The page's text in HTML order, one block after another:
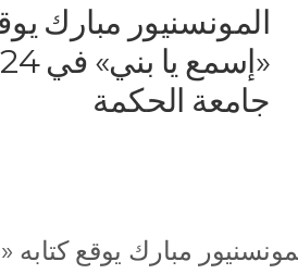
المونسنيور مبارك
جامعة الحكمة
مبارك يوقع كتابه